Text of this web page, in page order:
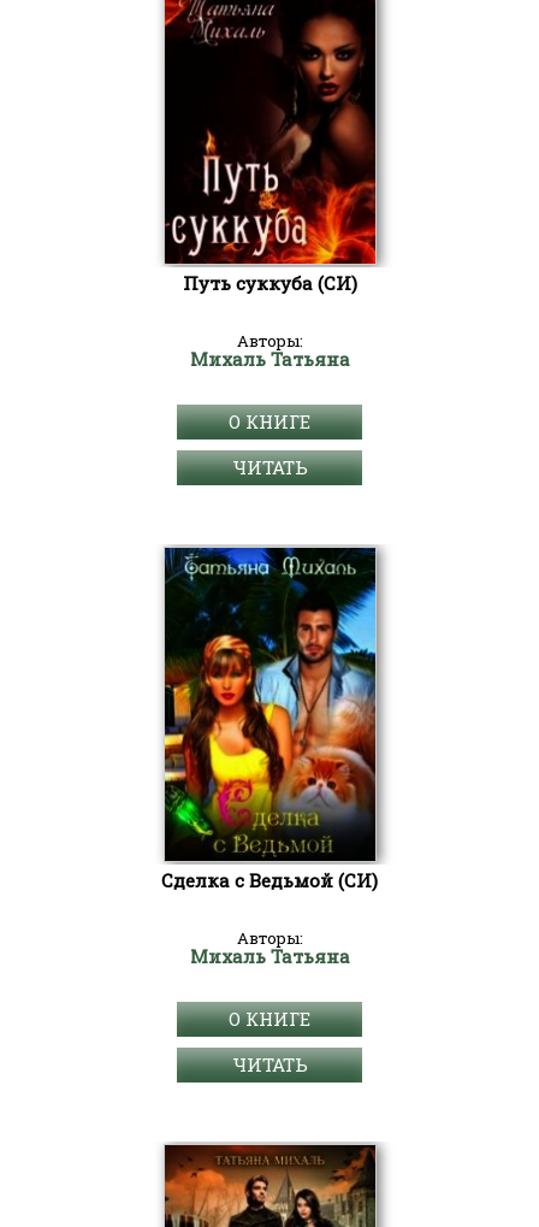
Путь суккуба (СИ)
Авторы:
Михаль Татьяна
О КНИГЕ
ЧИТАТЬ
Сделка с Ведьмой (СИ)
Авторы:
Михаль Татьяна
О КНИГЕ
ЧИТАТЬ